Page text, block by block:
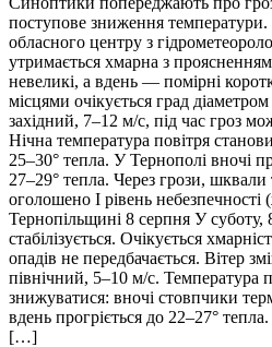
поступове зниження
обласного центру з
утримається хмарна з
невеликі, а вдень — помірні
місцями очікується град
західний, 7–12 м/с, під час гроз
Нічна температура повітря
25–30° тепла. У Тернополі вночі
27–29° тепла. Через грози, шквали
оголошено І рівень
Тернопільщині 8 серпня У суботу,
стабілізується. Очікується
опадів не передбачається. Вітер
північний, 5–10 м/с. Температура
знижуватися: вночі стовпчики
вдень прогріється до 22–27°
[…]